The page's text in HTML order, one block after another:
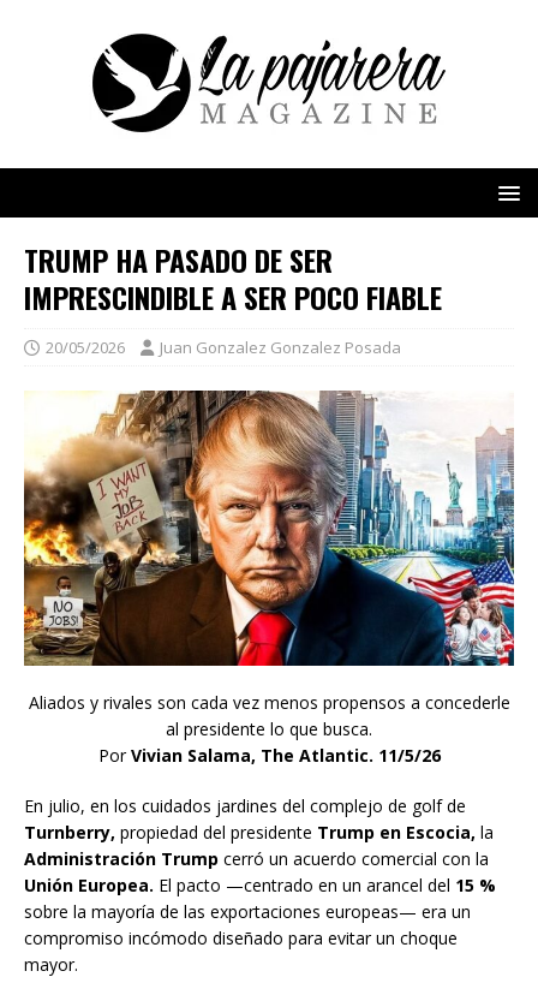
TRUMP HA PASADO DE SER
IMPRESCINDIBLE A SER POCO FIABLE
20/05/2026 Juan Gonzalez Gonzalez Posada
Aliados y rivales son cada vez menos propensos a concederle
al presidente lo que busca.
PorVivian Salama, The Atlantic. 11/5/26
En julio, en los cuidados jardines del complejo de golf de
Turnberry, propiedad del presidente Trump en Escocia, la
Administración Trump cerró un acuerdo comercial con la
Unión Europea. El pacto —centrado en un arancel del 15 %
sobre la mayoría de las exportaciones europeas— era un
compromiso incómodo diseñado para evitar un choque
mayor.